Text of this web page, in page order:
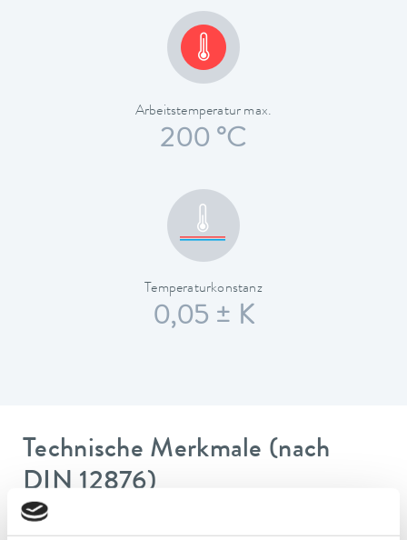
Arbeitstemperatur max.
200 °C
Temperaturkonstanz
0,05 ± K
Technische Merkmale (nach
DIN 12876)